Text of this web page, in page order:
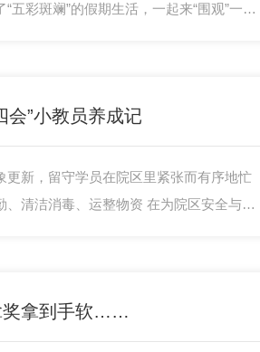
五彩斑斓”的假期生活，一起来“围观”一
会”小教员养成记
更新，留守学员在院区里紧张而有序地忙
、清洁消毒、运整物资 在为院区安全与官
奖拿到手软……